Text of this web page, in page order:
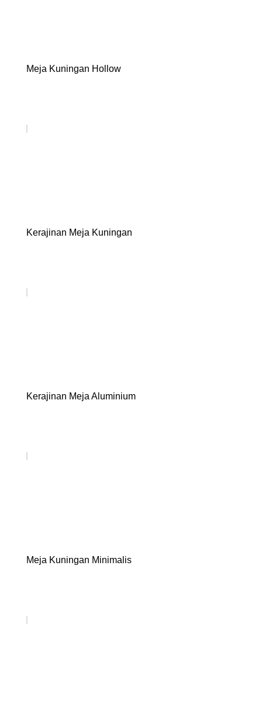
Meja Kuningan Hollow
Kerajinan Meja Kuningan
Kerajinan Meja Aluminium
Meja Kuningan Minimalis